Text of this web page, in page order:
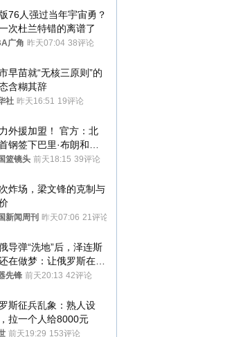
76人强过当年宇宙勇？
次杜兰特错的离谱了
广角 昨天07:04 38评论
早苗就“无核三原则”的
含糊其辞
社 昨天16:51 19评论
外援加盟！ 官方：北
钢签下巴里·布朗和桑
篮镜头 前天18:15 39评论
炸场，梁文锋的克制与
新闻周刊 昨天07:06 21评论
导弹“洗地”后，泽连斯
在做梦：让俄罗斯在冬
求和？
先锋 前天20:13 42评论
斯征兵乱象：熟人设
拉一个人给8000元
前天19:29 153评论